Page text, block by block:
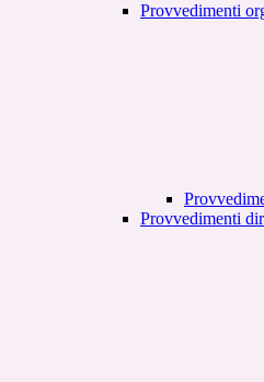
Provvedimenti
Provvedimenti